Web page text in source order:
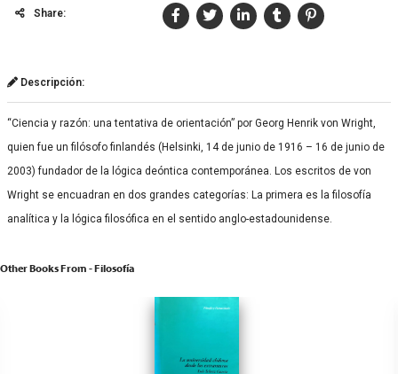
Share:
Descripción:
“Ciencia y razón: una tentativa de orientación” por Georg Henrik von Wright,
quien fue un filósofo finlandés (Helsinki, 14 de junio de 1916 – 16 de junio de
2003) fundador de la lógica deóntica contemporánea. Los escritos de von
Wright se encuadran en dos grandes categorías: La primera es la filosofía
analítica y la lógica filosófica en el sentido anglo-estadounidense.
Other Books From - Filosofía